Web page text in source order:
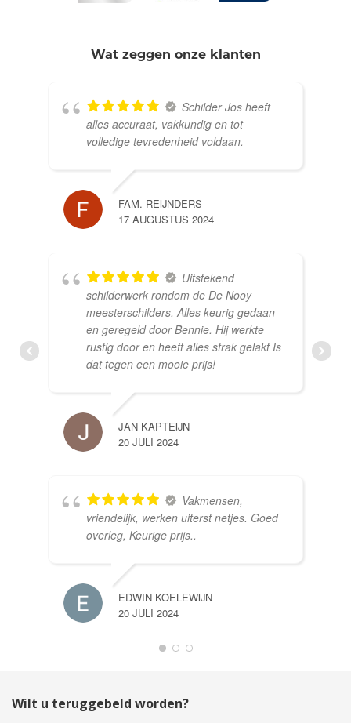
Wat zeggen onze klanten
Schilder Jos heeft
alles accuraat, vakkundig en tot
volledige tevredenheid voldaan.
FAM. REIJNDERS
17 AUGUSTUS 2024
Uitstekend
schilderwerk rondom de De Nooy
meesterschilders. Alles keurig gedaan
en geregeld door Bennie. Hij werkte
rustig door en heeft alles strak gelakt Is
dat tegen een mooie prijs!
JAN KAPTEIJN
20 JULI 2024
Vakmensen,
vriendelijk, werken uiterst netjes. Goed
overleg, Keurige prijs..
EDWIN KOELEWIJN
20 JULI 2024
Wilt u teruggebeld worden?